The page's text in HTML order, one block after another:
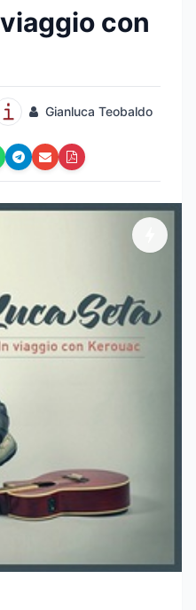
con
Gianluca Teobaldo